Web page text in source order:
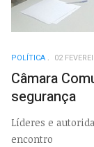
POLÍTICA 02
Câmara
segurança
Líderes e
encontro